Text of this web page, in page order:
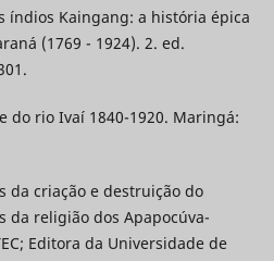
índios Kaingang: a história épica
(1769 - 1924). 2. ed.
do rio Ivaí 1840-1920. Maringá:
da criação e destruição do
da religião dos Apapocúva-
Editora da Universidade de